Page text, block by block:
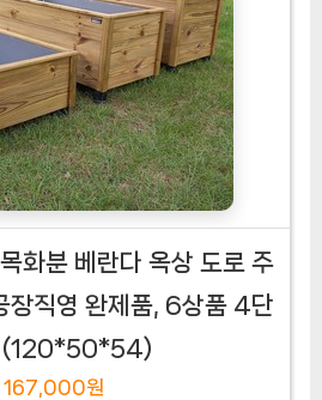
화분 베란다 옥상 도로 주
장직영 완제품, 6상품 4단
(120*50*54)
167,000원